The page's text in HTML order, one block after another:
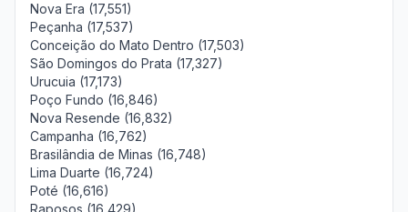
Nova Era (17,551)
Peçanha (17,537)
Conceição do Mato Dentro (17,503)
São Domingos do Prata (17,327)
Urucuia (17,173)
Poço Fundo (16,846)
Nova Resende (16,832)
Campanha (16,762)
Brasilândia de Minas (16,748)
Lima Duarte (16,724)
Poté (16,616)
Raposos (16,429)